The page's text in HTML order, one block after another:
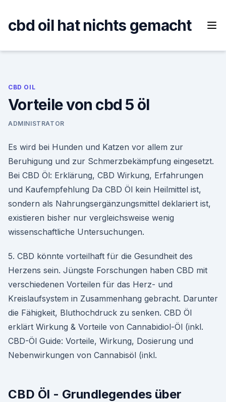
content
cbd oil hat nichts gemacht
CBD OIL
Vorteile von cbd 5 öl
ADMINISTRATOR
Es wird bei Hunden und Katzen vor allem zur
Beruhigung und zur Schmerzbekämpfung eingesetzt.
Bei CBD Öl: Erklärung, CBD Wirkung, Erfahrungen
und Kaufempfehlung Da CBD Öl kein Heilmittel ist,
sondern als Nahrungsergänzungsmittel deklariert ist,
existieren bisher nur vergleichsweise wenig
wissenschaftliche Untersuchungen.
5. CBD könnte vorteilhaft für die Gesundheit des
Herzens sein. Jüngste Forschungen haben CBD mit
verschiedenen Vorteilen für das Herz- und
Kreislaufsystem in Zusammenhang gebracht. Darunter
die Fähigkeit, Bluthochdruck zu senken. CBD Öl
erklärt Wirkung & Vorteile von Cannabidiol-Öl (inkl.
CBD-Öl Guide: Vorteile, Wirkung, Dosierung und
Nebenwirkungen von Cannabisöl (inkl.
CBD Öl - Grundlegendes über